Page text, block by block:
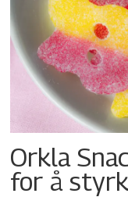
Orkla
for å